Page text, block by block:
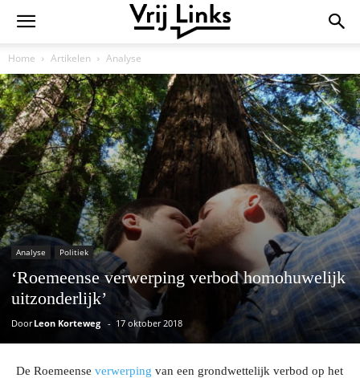
Home Artikelen Analyse
Analyse Politiek
‘Roemeense verwerping verbod homohuwelijk
uitzonderlijk’
Door Leon Korteweg - 17 oktober 2018
De Roemeense verwerping van een grondwettelijk verbod op het